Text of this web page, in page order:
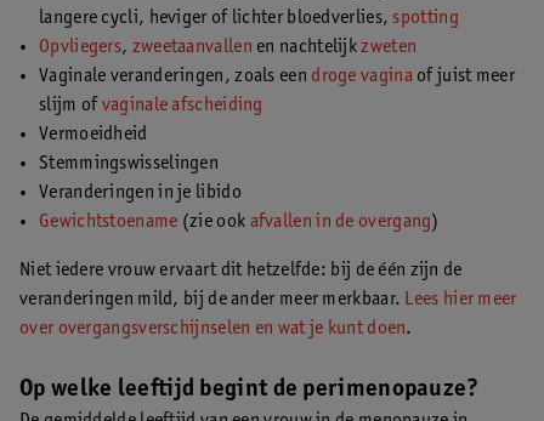
langere cycli, heviger of lichter bloedverlies, spotting
Opvliegers, zweetaanvallen en nachtelijkzweten
Vaginale veranderingen, zoals een droge vaginaof juist meer
slijm of vaginale afscheiding
Vermoeidheid
Stemmingswisselingen
Veranderingen in je libido
Gewichtstoename (zie ook afvallen in de overgang)
Niet iedere vrouw ervaart dit hetzelfde: bij de één zijn de
veranderingen mild, bij de ander meer merkbaar. Lees hier meer
over overgangsverschijnselen en wat je kunt doen.
Op welke leeftijd begint de perimenopauze?